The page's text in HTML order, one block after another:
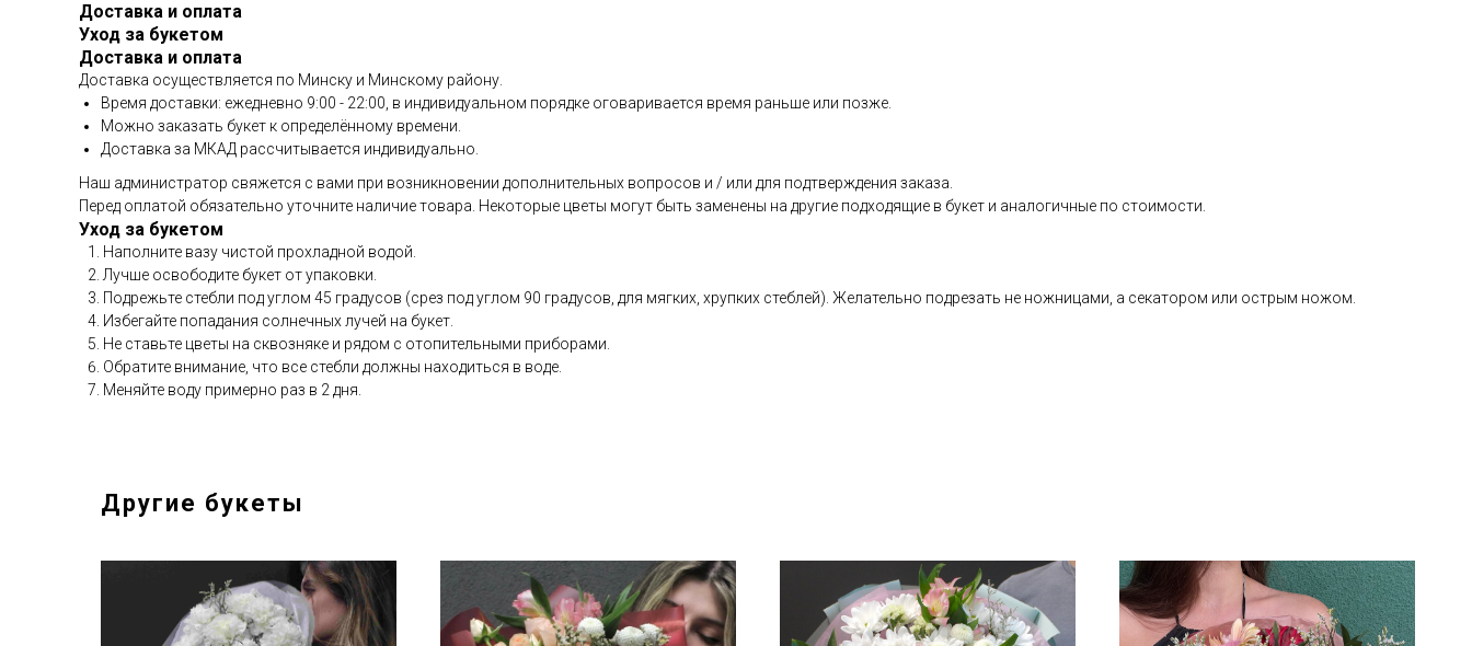
Доставка и оплата
Уход за букетом
Доставка и оплата
Доставка осуществляется по Минску и Минскому району.
Время доставки: ежедневно 9:00 - 22:00, в индивидуальном порядке оговаривается время раньше или позже.
Можно заказать букет к определённому времени.
Доставка за МКАД рассчитывается индивидуально.
Наш администратор свяжется с вами при возникновении дополнительных вопросов и / или для подтверждения заказа.
Перед оплатой обязательно уточните наличие товара. Некоторые цветы могут быть заменены на другие подходящие в букет и аналогичные по стоимости.
Уход за букетом
Наполните вазу чистой прохладной водой.
Лучше освободите букет от упаковки.
Подрежьте стебли под углом 45 градусов (срез под углом 90 градусов, для мягких, хрупких стеблей). Желательно подрезать не ножницами, а секатором или острым ножом.
Избегайте попадания солнечных лучей на букет.
Не ставьте цветы на сквозняке и рядом с отопительными приборами.
Обратите внимание, что все стебли должны находиться в воде.
Меняйте воду примерно раз в 2 дня.
Другие букеты